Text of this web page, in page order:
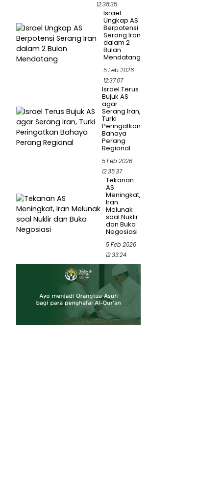
12:38:35
Israel
Ungkap AS
Berpotensi
Serang Iran
dalam 2
Bulan
Mendatang
5 Feb 2026
12:37:07
Israel Terus
Bujuk AS
agar
Serang Iran,
Turki
Peringatkan
Bahaya
Perang
Regional
5 Feb 2026
12:35:37
Tekanan
AS
Meningkat,
Iran
Melunak
soal Nuklir
dan Buka
Negosiasi
5 Feb 2026
12:33:24